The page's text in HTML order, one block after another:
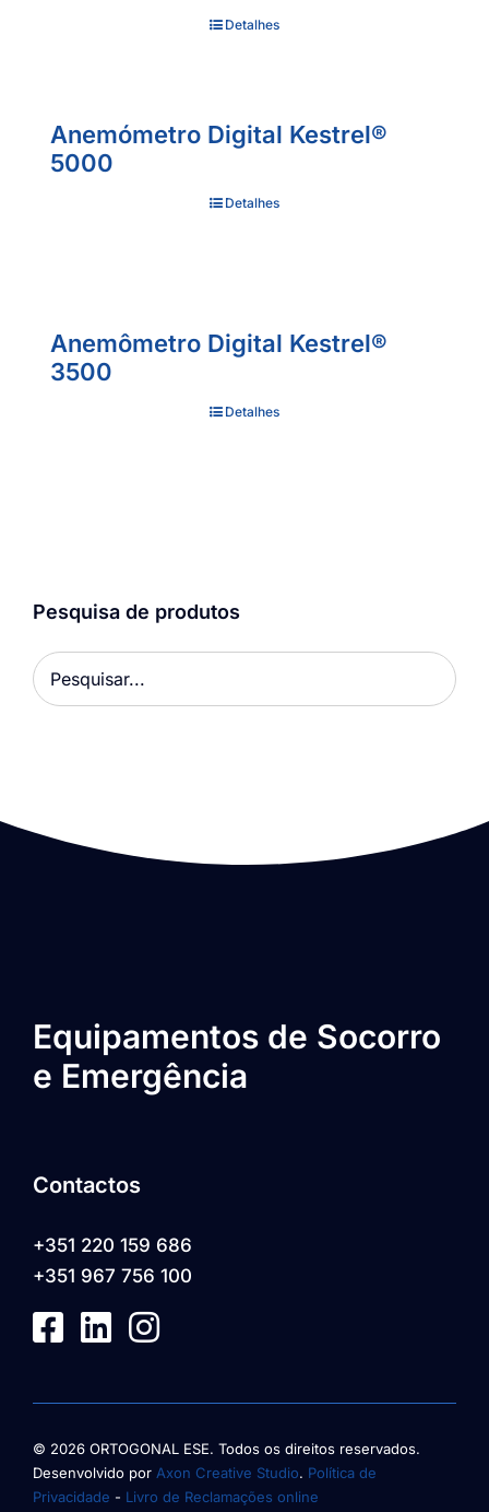
Detalhes
Anemómetro Digital Kestrel®
5000
Detalhes
Anemômetro Digital Kestrel®
3500
Detalhes
Pesquisa de produtos
Equipamentos de Socorro
e Emergência
Contactos
+351 220 159 686
+351 967 756 100
© 2026 ORTOGONAL ESE. Todos os direitos reservados.
Desenvolvido por Axon Creative Studio. Política de
Privacidade - Livro de Reclamações online